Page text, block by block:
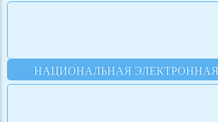
НАЦИОНАЛЬНАЯ